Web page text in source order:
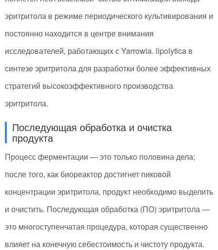
эритритола в режиме периодического культивирования и
постоянно находится в центре внимания
исследователей, работающих с Yarrowia. lipolytica в
синтезе эритритола для разработки более эффективных
стратегий высокоэффективного производства
эритритола.
Последующая обработка и очистка
продукта
Процесс ферментации — это только половина дела;
после того, как биореактор достигнет пиковой
концентрации эритритола, продукт необходимо выделить
и очистить. Последующая обработка (ПО) эритритола —
это многоступенчатая процедура, которая существенно
влияет на конечную себестоимость и чистоту продукта.